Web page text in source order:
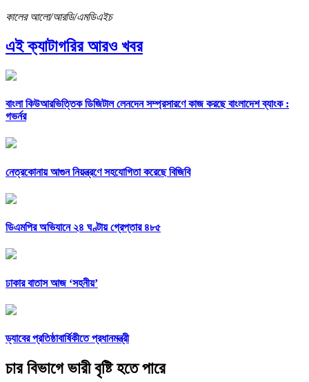
কালের আলো/আরডি/এমডিএইচ
এই ক্যাটাগরির আরও খবর
বাংলা কিউআরভিত্তিক ডিজিটাল লেনদেন সম্প্রসারণে কাজ করছে বাংলাদেশ ব্যাংক :
গভর্নর
নেত্রকোনায় আগুন নিয়ন্ত্রণে সহযোগিতা করেছে বিজিবি
ডিএমপির অভিযানে ২৪ ঘণ্টায় গ্রেপ্তার ৪৮৫
ঢাকার বাতাস আজ ‘সহনীয়’
ড্যাবের প্রতিষ্ঠাবার্ষিকীতে প্রধানমন্ত্রী
চার বিভাগে ভারী বৃষ্টি হতে পারে